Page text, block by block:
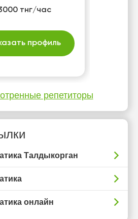
тнг/час
профиль
репетиторы
Талдыкорган
онлайн